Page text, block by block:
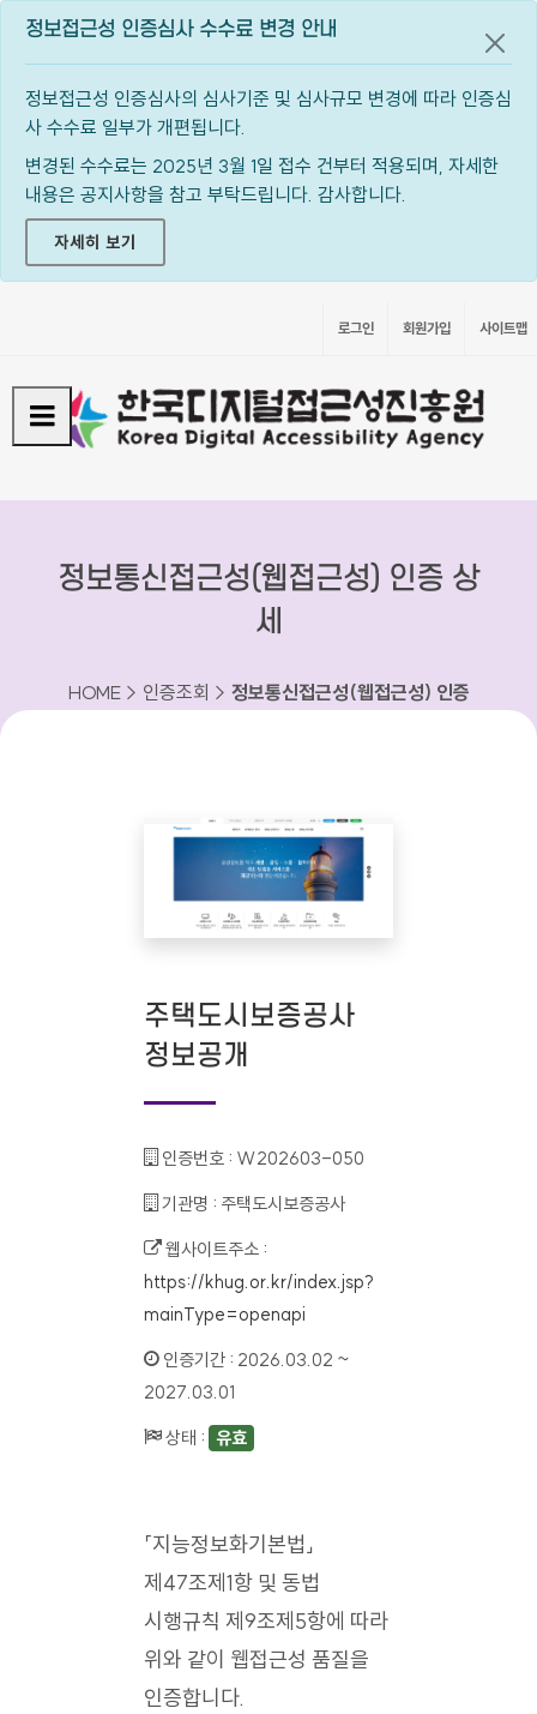
정보접근성 인증심사 수수료 변경 안내
정보접근성 인증심사의 심사기준 및 심사규모 변경에 따라 인증심
사 수수료 일부가 개편됩니다.
변경된 수수료는 2025년 3월 1일 접수 건부터 적용되며, 자세한
내용은 공지사항을 참고 부탁드립니다. 감사합니다.
자세히 보기
공지
로그인 회원가입 사이트맵
정보통신접근성(웹접근성) 인증 상
세
HOME > 인증조회 > 정보통신접근성(웹접근성) 인증
주택도시보증공사
정보공개
인증번호 : W202603-050
기관명 : 주택도시보증공사
웹사이트주소 :
https://khug.or.kr/index.jsp?
mainType=openapi
인증기간 : 2026.03.02 ~
2027.03.01
상태 : 유효
「지능정보화기본법」
제47조제1항 및 동법
시행규칙 제9조제5항에 따라
위와 같이 웹접근성 품질을
인증합니다.